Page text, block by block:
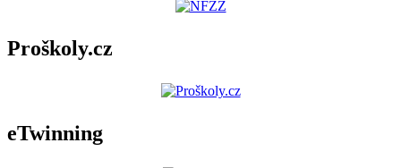
Proškoly.cz
eTwinning